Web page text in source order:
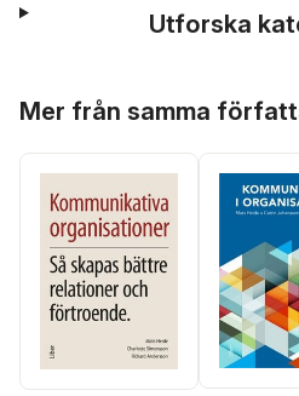
Utforska
Mer från samma